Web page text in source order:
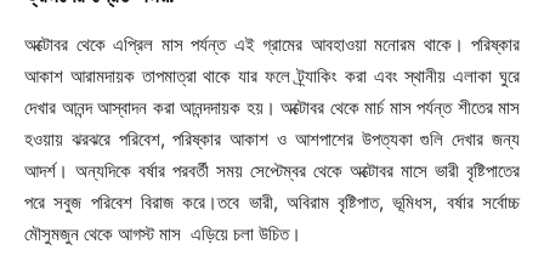
অক্টোবর থেকে এপ্রিল মাস পর্যন্ত এই গ্রামের আবহাওয়া মনোরম থাকে। পরিষ্কার
আকাশ আরামদায়ক তাপমাত্রা থাকে যার ফলে ট্র্যাকিং করা এবং স্থানীয় এলাকা ঘুরে
দেখার আনন্দ আস্বাদন করা আনন্দদায়ক হয়। অক্টোবর থেকে মার্চ মাস পর্যন্ত শীতের মাস
হওয়ায় ঝরঝরে পরিবেশ, পরিষ্কার আকাশ ও আশপাশের উপত্যকা গুলি দেখার জন্য
আদর্শ। অন্যদিকে বর্ষার পরবর্তী সময় সেপ্টেম্বর থেকে অক্টোবর মাসে ভারী বৃষ্টিপাতের
পরে সবুজ পরিবেশ বিরাজ করে।তবে ভারী, অবিরাম বৃষ্টিপাত, ভূমিধস, বর্ষার সর্বোচ্চ
মৌসুমজুন থেকে আগস্ট মাস এড়িয়ে চলা উচিত।